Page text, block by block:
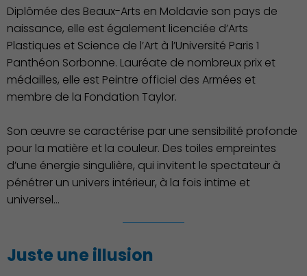
Culture
Diplômée des Beaux-Arts en Moldavie son pays de
naissance, elle est également licenciée d’Arts
Plastiques et Science de l’Art à l’Université Paris 1
Panthéon Sorbonne. Lauréate de nombreux prix et
médailles, elle est Peintre officiel des Armées et
membre de la Fondation Taylor.
Son œuvre se caractérise par une sensibilité profonde
pour la matière et la couleur. Des toiles empreintes
d’une énergie singulière, qui invitent le spectateur à
pénétrer un univers intérieur, à la fois intime et
universel...
Juste une illusion